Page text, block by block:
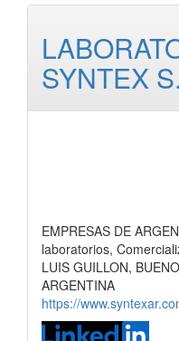
SYNTEX
EMPRESAS DE
laboratorios,
LUIS GUILLON,
ARGENTINA
https://